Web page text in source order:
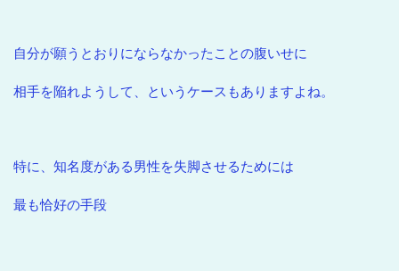
自分が願うとおりにならなかったことの腹いせに
相手を陥れようして、というケースもありますよね。
特に、知名度がある男性を失脚させるためには
最も恰好の手段